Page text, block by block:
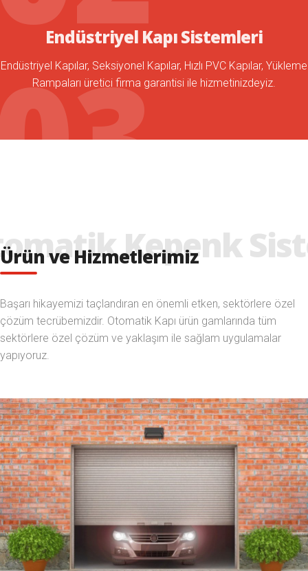
Endüstriyel Kapı Sistemleri
Endüstriyel Kapılar, Seksiyonel Kapılar, Hızlı PVC Kapılar, Yükleme
Rampaları üretici firma garantisi ile hizmetinizdeyiz.
Ürün ve Hizmetlerimiz
Başarı hikayemizi taçlandıran en önemli etken, sektörlere özel
çözüm tecrübemizdir. Otomatik Kapı ürün gamlarında tüm
sektörlere özel çözüm ve yaklaşım ile sağlam uygulamalar
yapıyoruz.